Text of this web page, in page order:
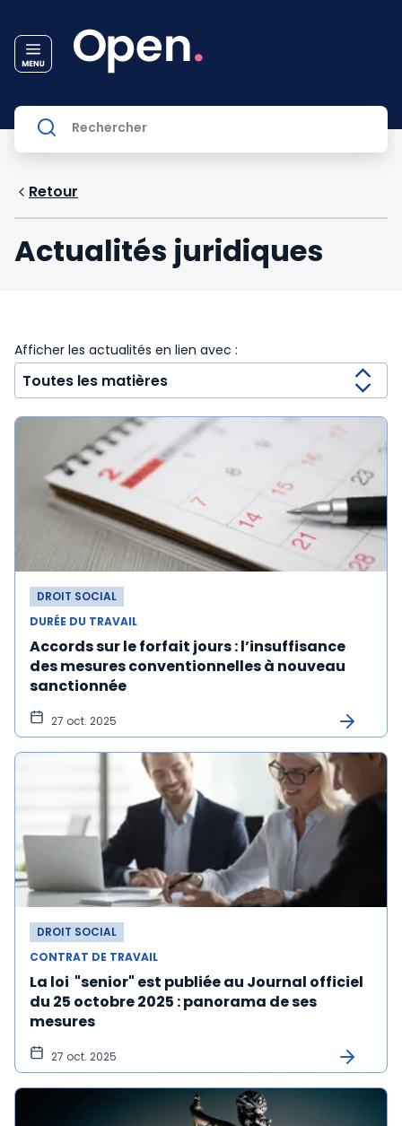
Retour
Actualités juridiques
Afficher les actualités en lien avec :
DROIT SOCIAL
DURÉE DU TRAVAIL
Accords sur le forfait jours : l’insuffisance
des mesures conventionnelles à nouveau
sanctionnée
27 oct. 2025
DROIT SOCIAL
CONTRAT DE TRAVAIL
La loi "senior" est publiée au Journal officiel
du 25 octobre 2025 : panorama de ses
mesures
27 oct. 2025